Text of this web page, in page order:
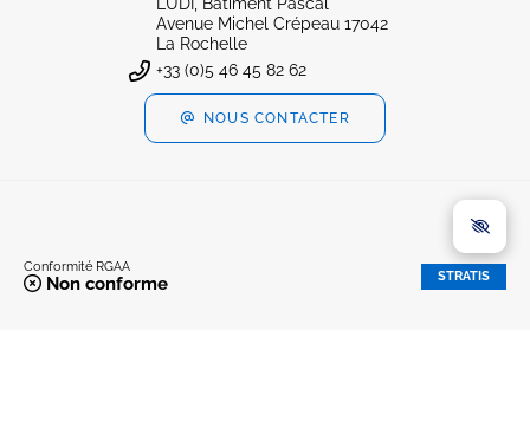
Avenue Michel Crépeau 17042
La Rochelle
+33 (0)5 46 45 82 62
NOUS CONTACTER
Conformité RGAA
Non conforme STRATIS